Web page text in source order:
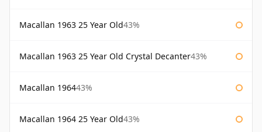
Macallan 1963 25 Year Old43%
Macallan 1963 25 Year Old Crystal Decanter43%
Macallan 196443%
Macallan 1964 25 Year Old43%